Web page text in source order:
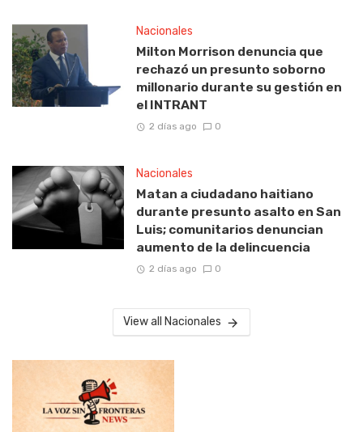
Nacionales
Milton Morrison denuncia que
rechazó un presunto soborno
millonario durante su gestión en
el INTRANT
2 días ago 0
Nacionales
Matan a ciudadano haitiano
durante presunto asalto en San
Luis; comunitarios denuncian
aumento de la delincuencia
2 días ago 0
View all Nacionales